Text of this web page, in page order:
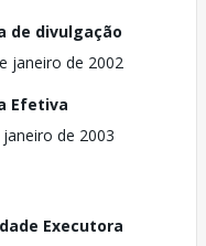
de divulgação
janeiro de 2002
Efetiva
de 2003
Executora